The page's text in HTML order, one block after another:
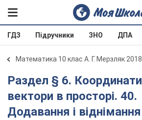
ГДЗ Підручники ЗНО ДПА
Математика 10 клас А. Г. Мерзляк 2018
Раздел § 6. Координати та
вектори в просторі. 40.
Додавання і віднімання